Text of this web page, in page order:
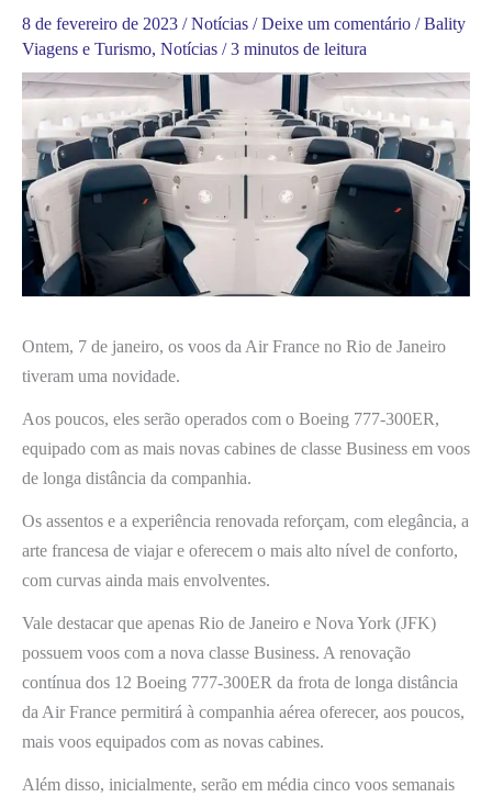
8 de fevereiro de 2023 /Notícias /Deixe um comentário /Bality
Viagens e Turismo, Notícias /3 minutos de leitura
Ontem, 7 de janeiro, os voos da Air France no Rio de Janeiro
tiveram uma novidade.
Aos poucos, eles serão operados com o Boeing 777-300ER,
equipado com as mais novas cabines de classe Business em voos
de longa distância da companhia.
Os assentos e a experiência renovada reforçam, com elegância, a
arte francesa de viajar e oferecem o mais alto nível de conforto,
com curvas ainda mais envolventes.
Vale destacar que apenas Rio de Janeiro e Nova York (JFK)
possuem voos com a nova classe Business. A renovação
contínua dos 12 Boeing 777-300ER da frota de longa distância
da Air France permitirá à companhia aérea oferecer, aos poucos,
mais voos equipados com as novas cabines.
Além disso, inicialmente, serão em média cinco voos semanais